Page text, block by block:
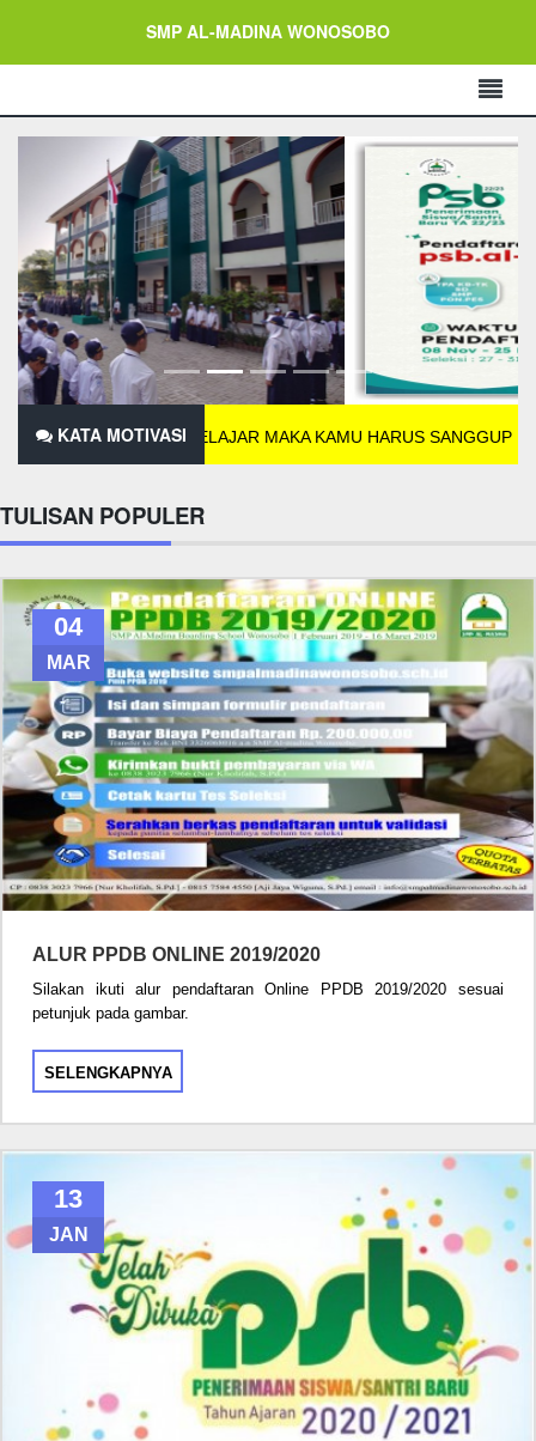
SMP AL-MADINA WONOSOBO
KATA MOTIVASI
BELAJAR MAKA KAMU HARUS SANGGUP MENAHAN
TULISAN POPULER
04
MAR
ALUR PPDB ONLINE 2019/2020
Silakan ikuti alur pendaftaran Online PPDB 2019/2020 sesuai
petunjuk pada gambar.
SELENGKAPNYA
13
JAN